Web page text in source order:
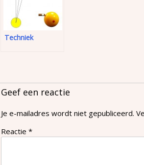
Techniek
Geef een reactie
Je e-mailadres wordt niet gepubliceerd.
Reactie *